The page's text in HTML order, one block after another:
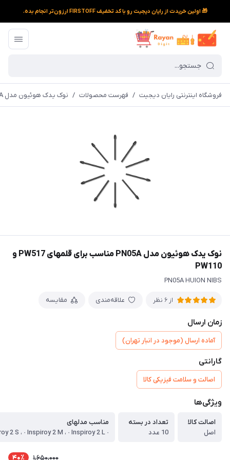
🎁 اولین خریدت از رایان دیجیت رو با کد تخفیف FIRSTOFF ارزون‌تر انجام بده.
فروشگاه اینترنتی رایان دیجیت / فهرست محصولات / نوک یدک هوئیون مدل PN05A مناسب برای قلمهای PW517 و PW110
نوک یدک هوئیون مدل PN05A مناسب برای قلمهای PW517 و
PW110
PN05A HUION NIBS
از 6 نظر علاقه‌مندی مقایسه
زمان ارسال
آماده ارسال (موجود در انبار تهران)
گارانتی
اصالت و سلامت فیزیکی کالا
ویژگی‌ها
اصالت کالا
اصل
تعداد در بسته
10 عدد
مناسب مدلهای
40٪